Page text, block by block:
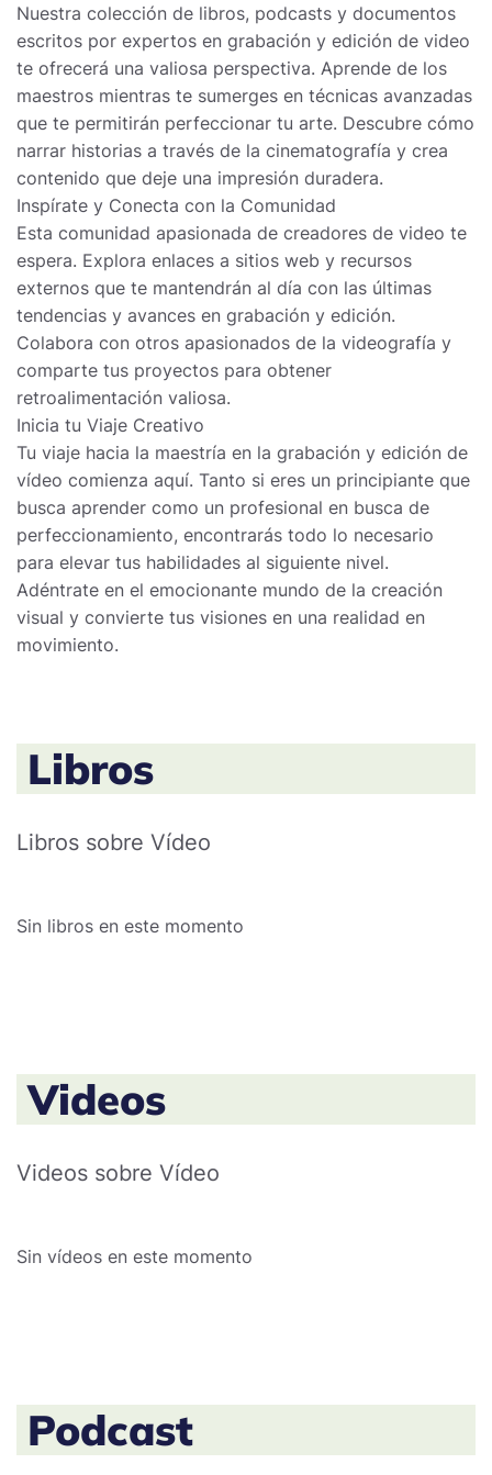
Nuestra colección de libros, podcasts y documentos
escritos por expertos en grabación y edición de video
te ofrecerá una valiosa perspectiva. Aprende de los
maestros mientras te sumerges en técnicas avanzadas
que te permitirán perfeccionar tu arte. Descubre cómo
narrar historias a través de la cinematografía y crea
contenido que deje una impresión duradera.
Inspírate y Conecta con la Comunidad
Esta comunidad apasionada de creadores de video te
espera. Explora enlaces a sitios web y recursos
externos que te mantendrán al día con las últimas
tendencias y avances en grabación y edición.
Colabora con otros apasionados de la videografía y
comparte tus proyectos para obtener
retroalimentación valiosa.
Inicia tu Viaje Creativo
Tu viaje hacia la maestría en la grabación y edición de
vídeo comienza aquí. Tanto si eres un principiante que
busca aprender como un profesional en busca de
perfeccionamiento, encontrarás todo lo necesario
para elevar tus habilidades al siguiente nivel.
Adéntrate en el emocionante mundo de la creación
visual y convierte tus visiones en una realidad en
movimiento.
Libros
Libros sobre Vídeo
Sin libros en este momento
Videos
Videos sobre Vídeo
Sin vídeos en este momento
Podcast